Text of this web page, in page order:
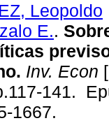
Leopoldo
E..
Inv. Econ
141.
1667.